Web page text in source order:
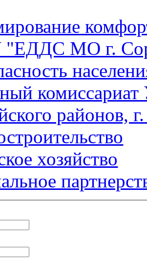
МО г.
комиссариат
районов,
хозяйство